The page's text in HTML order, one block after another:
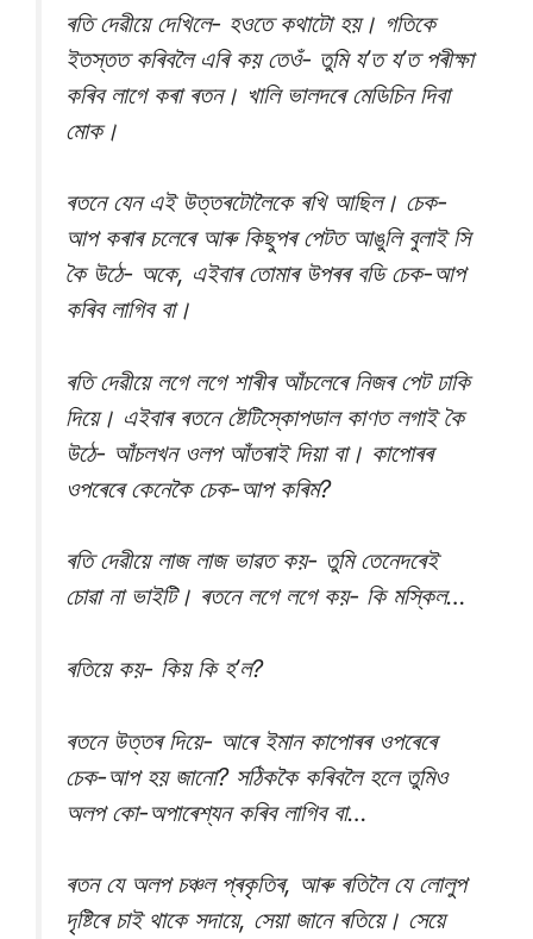
ৰতি দেৱীয়ে দেখিলে- হওতে কথাটো হয়। গতিকে
ইতস্তত কৰিবলৈ এৰি কয় তেওঁ- তুমি য’ত য’ত পৰীক্ষা
কৰিব লাগে কৰা ৰতন। খালি ভালদৰে মেডিচিন দিবা
মোক।
ৰতনে যেন এই উত্তৰটোলৈকে ৰখি আছিল। চেক-
আপ কৰাৰ চলেৰে আৰু কিছুপৰ পেটত আঙুলি বুলাই সি
কৈ উঠে- অকে, এইবাৰ তোমাৰ উপৰৰ বডি চেক-আপ
কৰিব লাগিব বা।
ৰতি দেৱীয়ে লগে লগে শাৰীৰ আঁচলেৰে নিজৰ পেট ঢাকি
দিয়ে। এইবাৰ ৰতনে ষ্টেটিস্কোপডাল কাণত লগাই কৈ
উঠে- আঁচলখন ওলপ আঁতৰাই দিয়া বা। কাপোৰৰ
ওপৰেৰে কেনেকৈ চেক-আপ কৰিম?
ৰতি দেৱীয়ে লাজ লাজ ভাৱত কয়- তুমি তেনেদৰেই
চোৱা না ভাইটি। ৰতনে লগে লগে কয়- কি মস্কিল…
ৰতিয়ে কয়- কিয় কি হ’ল?
ৰতনে উত্তৰ দিয়ে- আৰে ইমান কাপোৰৰ ওপৰেৰে
চেক-আপ হয় জানো? সঠিককৈ কৰিবলৈ হলে তুমিও
অলপ কো-অপাৰেশ্যন কৰিব লাগিব বা…
ৰতন যে অলপ চঞ্চল প্ৰকৃতিৰ, আৰু ৰতিলৈ যে লোলুপ
দৃষ্টিৰে চাই থাকে সদায়ে, সেয়া জানে ৰতিয়ে। সেয়ে